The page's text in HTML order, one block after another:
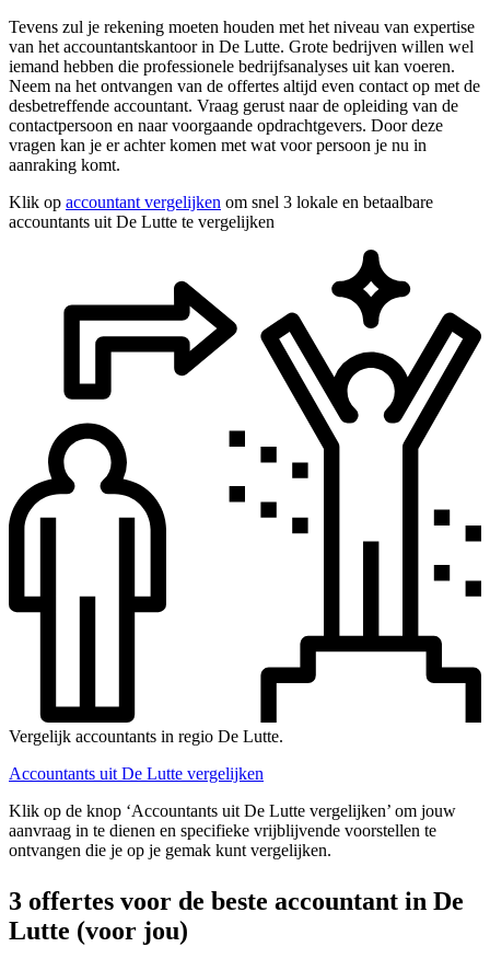
Tevens zul je rekening moeten houden met het niveau van expertise
van het accountantskantoor in De Lutte. Grote bedrijven willen wel
iemand hebben die professionele bedrijfsanalyses uit kan voeren.
Neem na het ontvangen van de offertes altijd even contact op met de
desbetreffende accountant. Vraag gerust naar de opleiding van de
contactpersoon en naar voorgaande opdrachtgevers. Door deze
vragen kan je er achter komen met wat voor persoon je nu in
aanraking komt.
Klik op accountant vergelijken om snel 3 lokale en betaalbare
accountants uit De Lutte te vergelijken
Vergelijk accountants in regio De Lutte.
Accountants uit De Lutte vergelijken
Klik op de knop ‘Accountants uit De Lutte vergelijken’ om jouw
aanvraag in te dienen en specifieke vrijblijvende voorstellen te
ontvangen die je op je gemak kunt vergelijken.
3 offertes voor de beste accountant in De
Lutte (voor jou)